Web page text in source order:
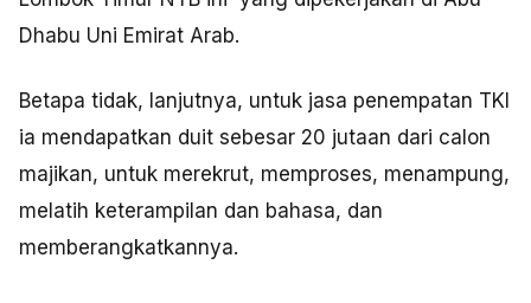
Dhabu Uni Emirat Arab.
Betapa tidak, lanjutnya, untuk jasa penempatan TKI
ia mendapatkan duit sebesar 20 jutaan dari calon
majikan, untuk merekrut, memproses, menampung,
melatih keterampilan dan bahasa, dan
memberangkatkannya.